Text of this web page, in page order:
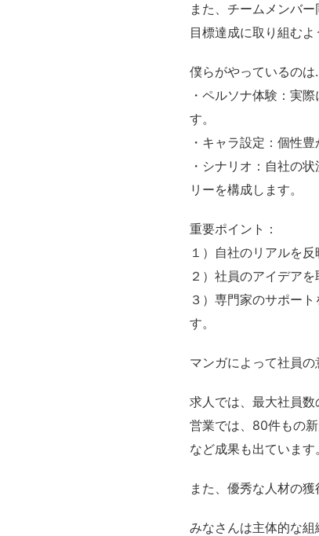
また、チームメンバ
目標達成に取り組むよ
僕らがやっているの
・ペルソナ体験：実
す。
・キャラ設定：個性
・シナリオ：自社の
リーを構成します。
重要ポイント：
１）自社のリアルを
２）社員のアイデア
３）専門家のサポー
す。
マンガによって社員
求人では、最大社員
営業では、80件もの
など成果も出ています。
また、優秀な人材の
みなさんは主体的な組